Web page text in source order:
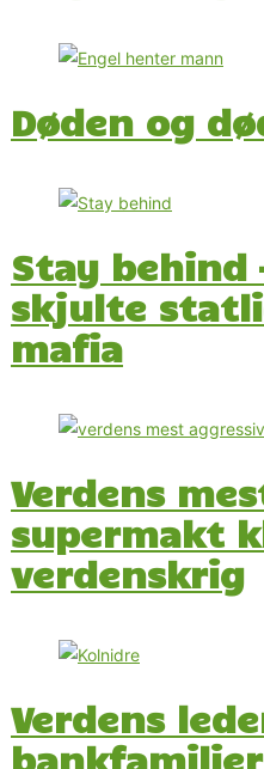
Døden og
Stay behind
skjulte
mafia
Verdens
supermakt
verdenskrig
Verdens
bankfamilier